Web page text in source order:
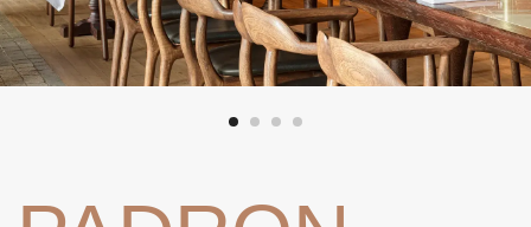
PADRON
Ресторан испано-португальской кухни
Меню объединяет классические блюда и